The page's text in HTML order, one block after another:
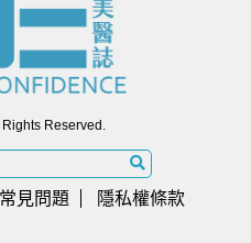
Reserved.
常見問題 隱私權條款